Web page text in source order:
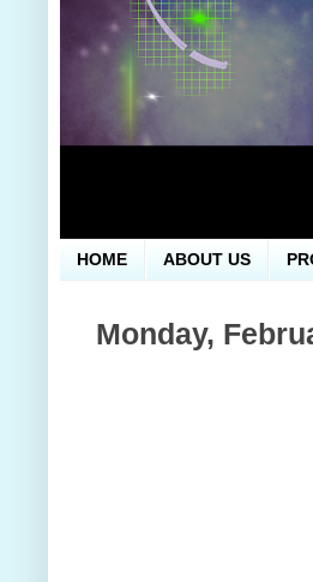
HOME ABOUT US
Monday,